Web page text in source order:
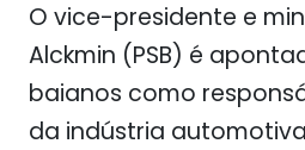
O vice-presidente e
Alckmin (PSB) é
baianos como
da indústria